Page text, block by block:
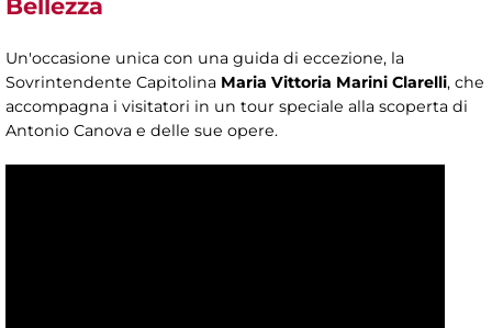
Bellezza
Un'occasione unica con una guida di eccezione, la
Sovrintendente Capitolina Maria Vittoria Marini Clarelli, che
accompagna i visitatori in un tour speciale alla scoperta di
Antonio Canova e delle sue opere.